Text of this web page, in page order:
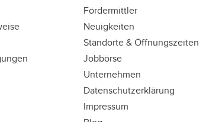
Fördermittler
Neuigkeiten
Standorte & Öffnungszeiten
Jobbörse
Unternehmen
Datenschutzerklärung
Impressum